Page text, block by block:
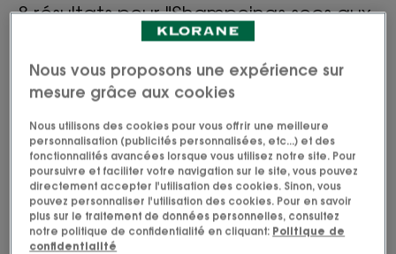
8 résultats pour "Shampoings secs aux
poudres d'origine naturelle"
VOLUME
Shampoing
texturisant
PURIFIANT
à
l'Ortie
et
Vitamine
E
Nous vous proposons une expérience sur
mesure grâce aux cookies
Nous utilisons des cookies pour vous offrir une meilleure
personnalisation (publicités personnalisées, etc...) et des
fonctionnalités avancées lorsque vous utilisez notre site. Pour
poursuivre et faciliter votre navigation sur le site, vous pouvez
directement accepter l'utilisation des cookies. Sinon, vous
pouvez personnaliser l'utilisation des cookies. Pour en savoir
plus sur le traitement de données personnelles, consultez
notre politique de confidentialité en cliquant: Politique de
confidentialité